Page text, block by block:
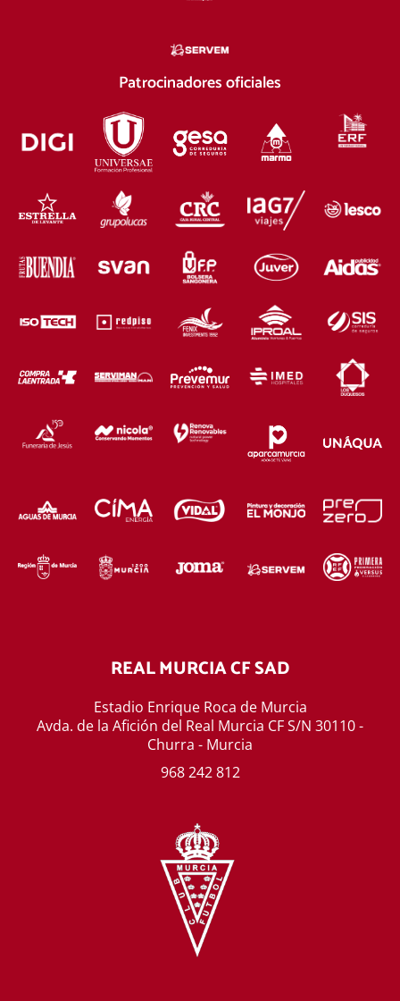
Patrocinadores oficiales
REAL MURCIA CF SAD
Estadio Enrique Roca de Murcia
Avda. de la Afición del Real Murcia CF S/N 30110 -
Churra - Murcia
968 242 812